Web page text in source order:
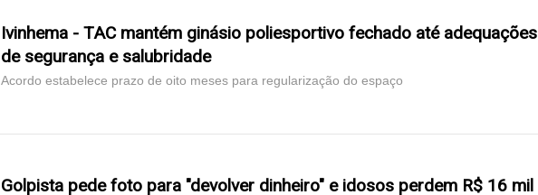
Ivinhema - TAC mantém ginásio poliesportivo fechado até adequações
de segurança e salubridade
Acordo estabelece prazo de oito meses para regularização do espaço
Golpista pede foto para "devolver dinheiro" e idosos perdem R$ 16 mil